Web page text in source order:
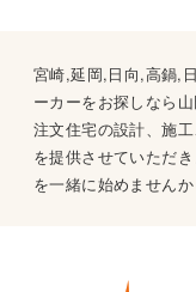
宮崎,延岡,日向,高鍋,
ーカーをお探しなら
注文住宅の設計、施
を提供させていただ
を一緒に始めませんか